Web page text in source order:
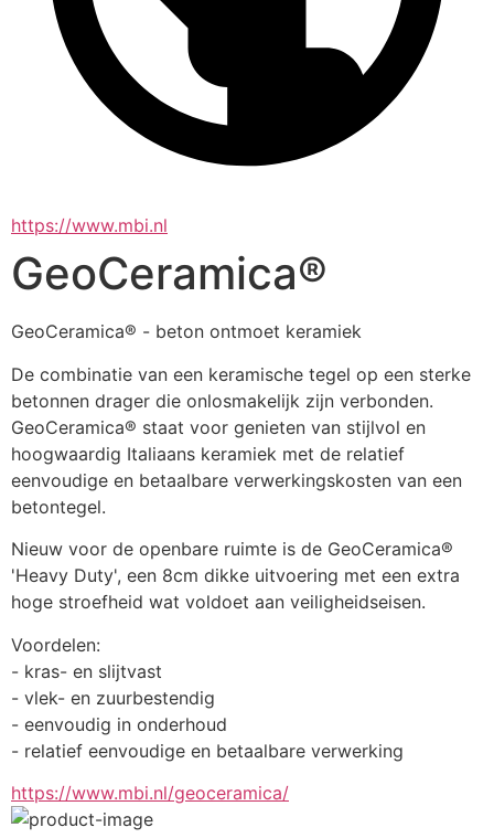
https://www.mbi.nl
GeoCeramica®
GeoCeramica® - beton ontmoet keramiek
De combinatie van een keramische tegel op een sterke
betonnen drager die onlosmakelijk zijn verbonden.
GeoCeramica® staat voor genieten van stijlvol en
hoogwaardig Italiaans keramiek met de relatief
eenvoudige en betaalbare verwerkingskosten van een
betontegel.
Nieuw voor de openbare ruimte is de GeoCeramica®
'Heavy Duty', een 8cm dikke uitvoering met een extra
hoge stroefheid wat voldoet aan veiligheidseisen.
Voordelen:
- kras- en slijtvast
- vlek- en zuurbestendig
- eenvoudig in onderhoud
- relatief eenvoudige en betaalbare verwerking
https://www.mbi.nl/geoceramica/